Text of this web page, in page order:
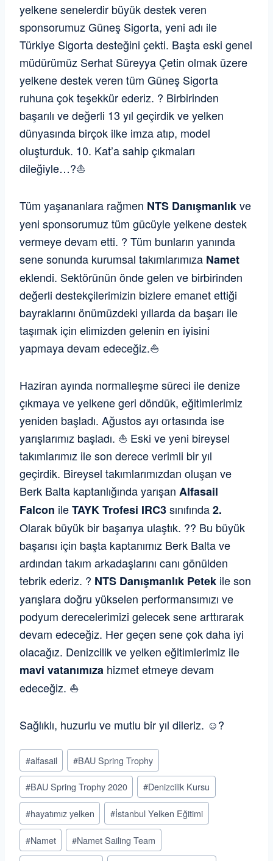
yelkene senelerdir büyük destek veren
sponsorumuz Güneş Sigorta, yeni adı ile
Türkiye Sigorta desteğini çekti. Başta eski genel
müdürümüz Serhat Süreyya Çetin olmak üzere
yelkene destek veren tüm Güneş Sigorta
ruhuna çok teşekkür ederiz. ? Birbirinden
başarılı ve değerli 13 yıl geçirdik ve yelken
dünyasında birçok ilke imza atıp, model
oluşturduk. 10. Kat’a sahip çıkmaları
dileğiyle…?⛵️
Tüm yaşananlara rağmen NTS Danışmanlıkve
yeni sponsorumuz tüm gücüyle yelkene destek
vermeye devam etti. ? Tüm bunların yanında
sene sonunda kurumsal takımlarımıza Namet
eklendi. Sektörünün önde gelen ve birbirinden
değerli destekçilerimizin bizlere emanet ettiği
bayraklarını önümüzdeki yıllarda da başarı ile
taşımak için elimizden gelenin en iyisini
yapmaya devam edeceğiz.⛵️
Haziran ayında normalleşme süreci ile denize
çıkmaya ve yelkene geri döndük, eğitimlerimiz
yeniden başladı. Ağustos ayı ortasında ise
yarışlarımız başladı. ⛵️ Eski ve yeni bireysel
takımlarımız ile son derece verimli bir yıl
geçirdik. Bireysel takımlarımızdan oluşan ve
Berk Balta kaptanlığında yarışan Alfasail
Falcon ileTAYKTrofesi IRC3sınıfında2.
Olarak büyük bir başarıya ulaştık. ?? Bu büyük
başarısı için başta kaptanımız Berk Balta ve
ardından takım arkadaşlarını canı gönülden
tebrik ederiz. ? NTS Danışmanlık Petek ile son
yarışlara doğru yükselen performansımızı ve
podyum derecelerimizi gelecek sene arttırarak
devam edeceğiz. Her geçen sene çok daha iyi
olacağız. Denizcilik ve yelken eğitimlerimiz ile
mavi vatanımıza hizmet etmeye devam
edeceğiz. ⛵️
Sağlıklı, huzurlu ve mutlu bir yıl dileriz. ☺️?
Post
Tags:
#alfasail #BAU Spring Trophy
#BAU Spring Trophy 2020 #Denizcilik Kursu
#hayatımız yelken #İstanbul Yelken Eğitimi
#Namet #Namet Sailing Team